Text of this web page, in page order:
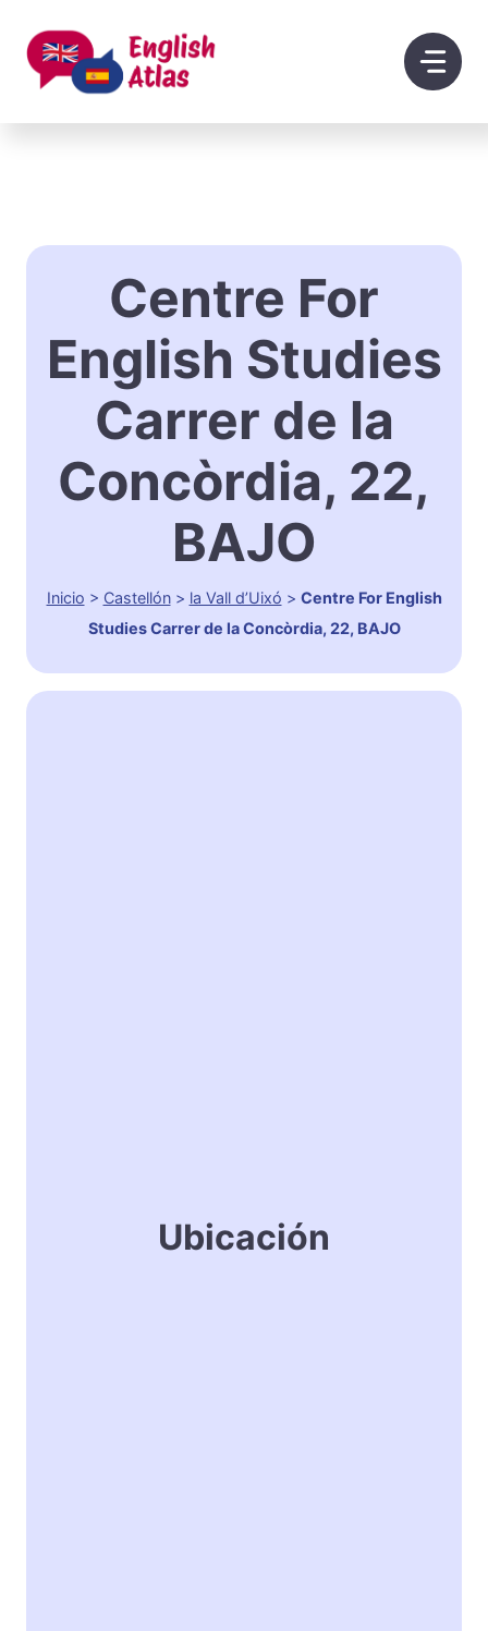
contenido
Centre For
English Studies
Carrer de la
Concòrdia, 22,
BAJO
Inicio > Castellón> la Vall d’Uixó > Centre For English
Studies Carrer de la Concòrdia, 22, BAJO
Ubicación